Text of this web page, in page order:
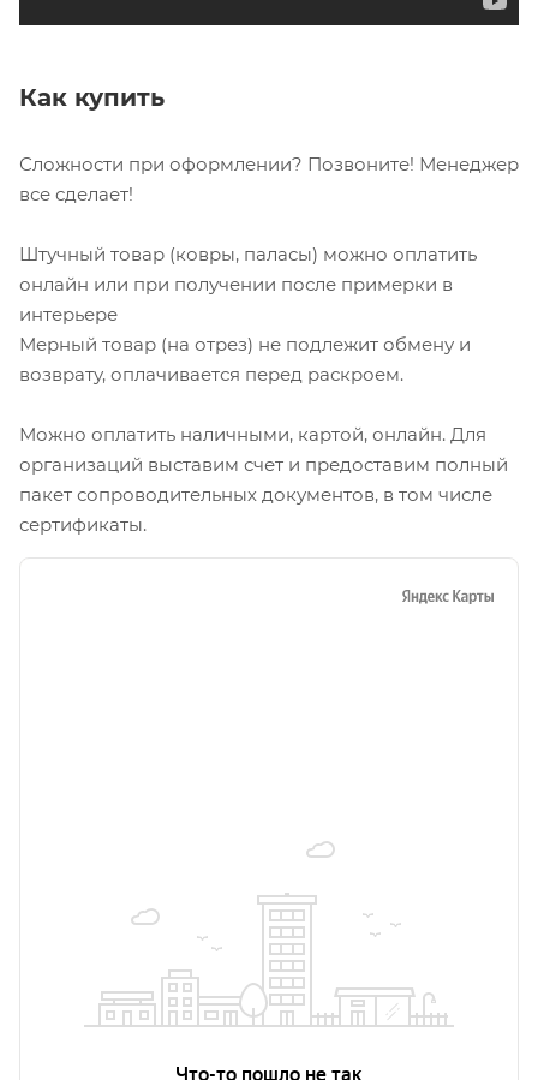
Как купить
Сложности при оформлении? Позвоните! Менеджер
все сделает!
Штучный товар (ковры, паласы) можно оплатить
онлайн или при получении после примерки в
интерьере
Мерный товар (на отрез) не подлежит обмену и
возврату, оплачивается перед раскроем.
Можно оплатить наличными, картой, онлайн. Для
организаций выставим счет и предоставим полный
пакет сопроводительных документов, в том числе
сертификаты.